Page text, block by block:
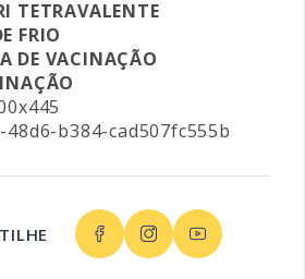
TETRAVALENTE
FRIO
DE VACINAÇÃO